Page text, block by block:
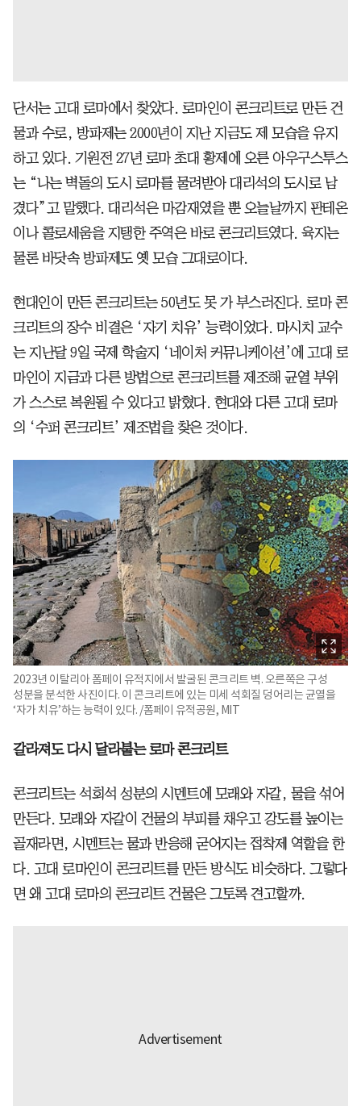
단서는 고대 로마에서 찾았다. 로마인이 콘크리트로 만든 건
물과 수로, 방파제는 2000년이 지난 지금도 제 모습을 유지
하고 있다. 기원전 27년 로마 초대 황제에 오른 아우구스투스
는 “나는 벽돌의 도시 로마를 물려받아 대리석의 도시로 남
겼다”고 말했다. 대리석은 마감재였을 뿐 오늘날까지 판테온
이나 콜로세움을 지탱한 주역은 바로 콘크리트였다. 육지는
물론 바닷속 방파제도 옛 모습 그대로이다.
현대인이 만든 콘크리트는 50년도 못 가 부스러진다. 로마 콘
크리트의 장수 비결은 ‘자기 치유’ 능력이었다. 마시치 교수
는 지난달 9일 국제 학술지 ‘네이처 커뮤니케이션’에 고대 로
마인이 지금과 다른 방법으로 콘크리트를 제조해 균열 부위
가 스스로 복원될 수 있다고 밝혔다. 현대와 다른 고대 로마
의 ‘수퍼 콘크리트’ 제조법을 찾은 것이다.
2023년 이탈리아 폼페이 유적지에서 발굴된 콘크리트 벽. 오른쪽은 구성
성분을 분석한 사진이다. 이 콘크리트에 있는 미세 석회질 덩어리는 균열을
‘자가 치유’하는 능력이 있다. /폼페이 유적공원, MIT
갈라져도 다시 달라붙는 로마 콘크리트
콘크리트는 석회석 성분의 시멘트에 모래와 자갈, 물을 섞어
만든다. 모래와 자갈이 건물의 부피를 채우고 강도를 높이는
골재라면, 시멘트는 물과 반응해 굳어지는 접착제 역할을 한
다. 고대 로마인이 콘크리트를 만든 방식도 비슷하다. 그렇다
면 왜 고대 로마의 콘크리트 건물은 그토록 견고할까.